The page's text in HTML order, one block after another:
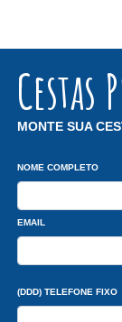
Cestas
MONTE SUA
NOME COMPLETO
EMAIL
(DDD) TELEFONE FIXO